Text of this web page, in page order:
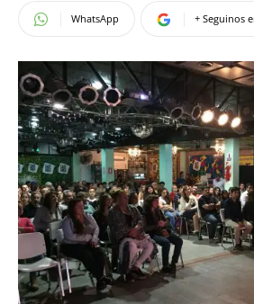
WhatsApp + Seguinos